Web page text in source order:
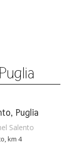
Puglia
Salento
km 4